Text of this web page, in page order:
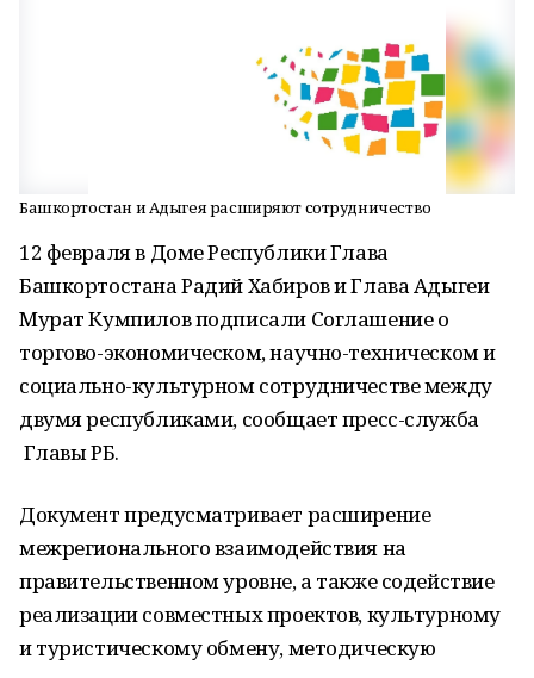
Башкортостан и Адыгея расширяют сотрудничество
12 февраля в Доме Республики Глава
Башкортостана Радий Хабиров и Глава Адыгеи
Мурат Кумпилов подписали Соглашение о
торгово-экономическом, научно-техническом и
социально-культурном сотрудничестве между
двумя республиками, сообщает пресс-служба
Главы РБ.
Документ предусматривает расширение
межрегионального взаимодействия на
правительственном уровне, а также содействие
реализации совместных проектов, культурному
и туристическому обмену, методическую